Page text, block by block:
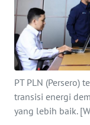
PT PLN (Persero)
transisi energi
yang lebih baik.
KONTAK
KAMI
INFO
IKLAN
TENTANG